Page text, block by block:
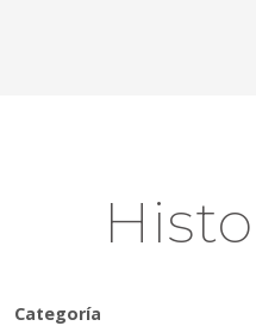
Categoría